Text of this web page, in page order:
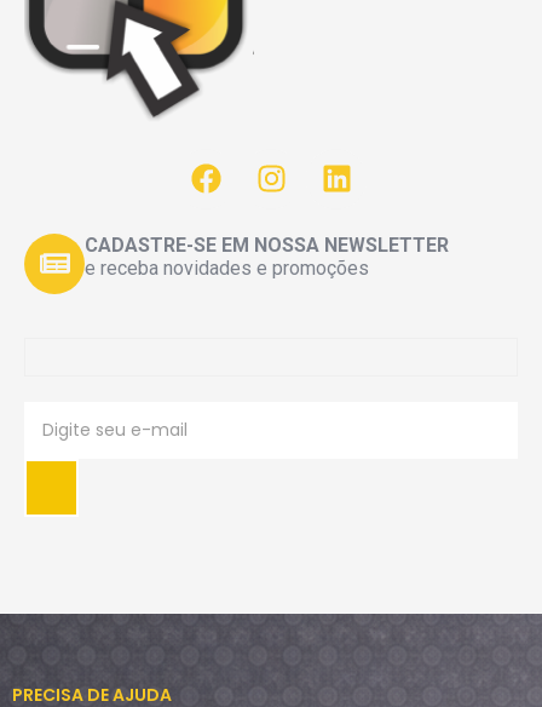
CADASTRE-SE EM NOSSA NEWSLETTER
e receba novidades e promoções
PRECISA DE AJUDA